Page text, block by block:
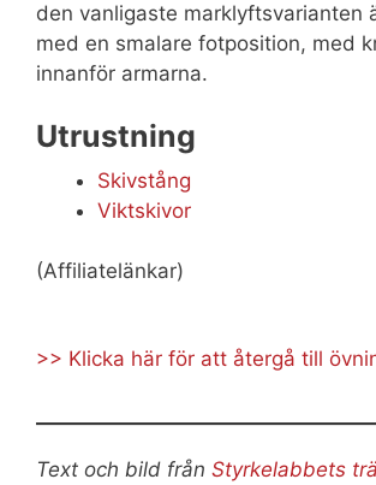
den vanligaste marklyftsvarianten
med en smalare fotposition, med
innanför armarna.
Utrustning
Skivstång
Viktskivor
(Affiliatelänkar)
>> Klicka här för att återgå till
Text och bild från Styrkelabbets